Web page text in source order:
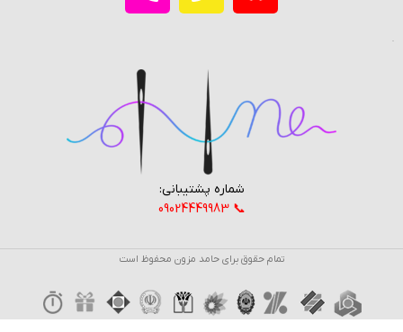
شماره پشتیبانی:
📞 09024449983
تمام حقوق برای حامد مزون محفوظ است